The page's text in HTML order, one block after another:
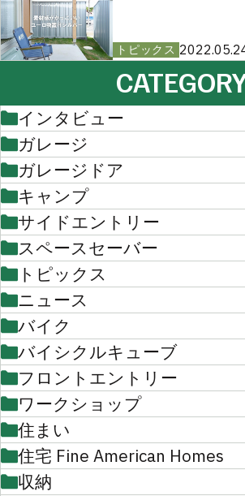
トピックス
インタビュー
ガレージ
ガレージドア
キャンプ
サイドエントリー
スペースセーバー
トピックス
ニュース
バイク
バイシクルキューブ
フロントエントリー
ワークショップ
住まい
住宅 Fine American Homes
収納